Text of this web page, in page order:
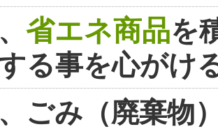
省エネ商品を
る事を心がけ
ごみ（廃棄物